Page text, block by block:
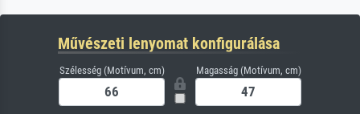
Művészeti lenyomat konfigurálása
Szélesség (Motívum, cm) Magasság (Motívum, cm)